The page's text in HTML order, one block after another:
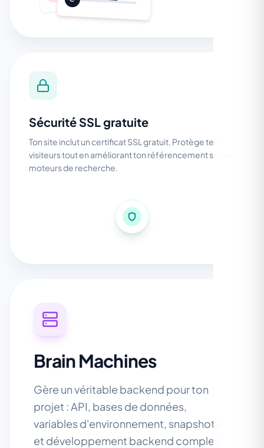
Sécurité SSL gratuite
Ton site inclut un certificat SSL gratuit. Protège tes
visiteurs tout en améliorant ton référencement sur les
moteurs de recherche.
Brain Machines
Gère un véritable backend pour ton
projet : API, bases de données,
variables d'environnement, snapshots
et développement backend complet